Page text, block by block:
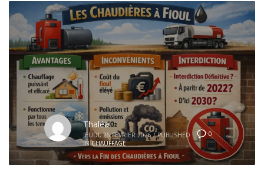
0
Thaléa
JEUDI, 26 FÉVRIER 2026 / PUBLISHED
IN CHAUFFAGE